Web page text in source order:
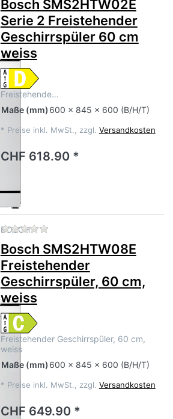
Bosch SMS2HTW02E
Serie 2 Freistehender
Geschirrspüler 60 cm
weiss
Freistehende…
Maße (mm) 600 x 845 x 600 (B/H/T)
* Preise inkl. MwSt., zzgl. Versandkosten
CHF 618.90 *
BOSCH Zu diesem Produkt liegen
Bosch SMS2HTW08E
Freistehender
Geschirrspüler, 60 cm,
weiss
Freistehender Geschirrspüler, 60 cm,
weiss
Maße (mm) 600 x 845 x 600 (B/H/T)
* Preise inkl. MwSt., zzgl. Versandkosten
CHF 649.90 *